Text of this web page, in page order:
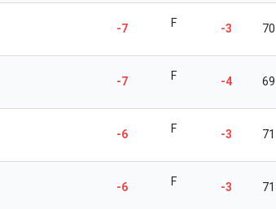
-7 F -3 70
-7 F -4 69
-6 F -3 71
-6 F -3 71